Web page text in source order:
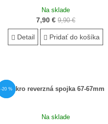
Na sklade
7,90 € 9,90 €
Detail Pridať do košíka
AKCIA
-20 %Makro reverzná spojka 67-67mm
Na sklade